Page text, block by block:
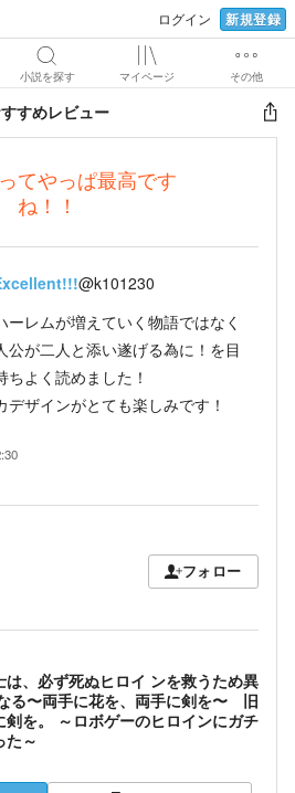
ログイン 新規登録
小説を探す マイページ その他
すめレビュー
てやっぱ最高です
ね！！
@k101230
ーレムが増えていく物語ではなく
公が二人と添い遂げる為に！を目
よく読めました！
デザインがとても楽しみです！
フォロー
は、必ず死ぬヒロイ ンを救うため異
る〜両手に花を、両手に剣を〜 旧
を。 ～ロボゲーのヒロインにガチ
た～